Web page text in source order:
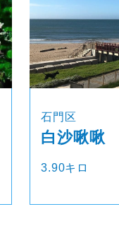
石門区
白沙啾啾
3.90キロ